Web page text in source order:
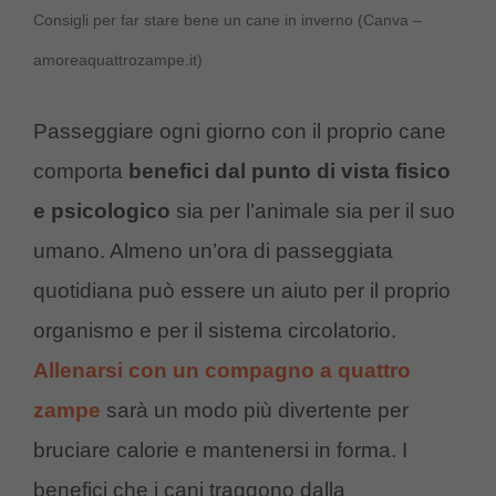
Consigli per far stare bene un cane in inverno (Canva –
amoreaquattrozampe.it)
Passeggiare ogni giorno con il proprio cane
comporta benefici dal punto di vista fisico
e psicologico sia per l’animale sia per il suo
umano. Almeno un’ora di passeggiata
quotidiana può essere un aiuto per il proprio
organismo e per il sistema circolatorio.
Allenarsi con un compagno a quattro
zampe sarà un modo più divertente per
bruciare calorie e mantenersi in forma. I
benefici che i cani traggono dalla